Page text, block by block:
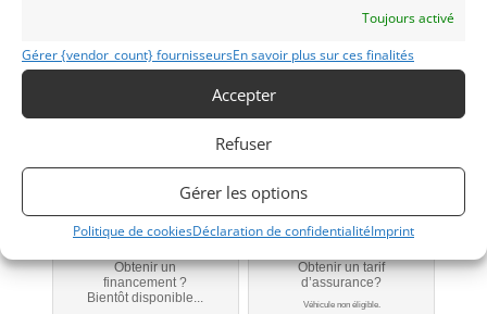
Toujours activé
Gérer {vendor_count} fournisseursEn savoir plus sur ces finalités
Accepter
Refuser
Gérer les options
Politique de cookiesDéclaration de confidentialitéImprint
Modifier mon annonce
Contacter le vendeur par mail
Téléphone
Signaler vendu
Obtenir un
financement ?
Bientôt disponible...
Obtenir un tarif
d’assurance?
Véhicule non éligible.